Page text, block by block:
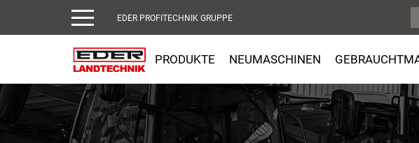
EDER PROFITECHNIK GRUPPE
PRODUKTE NEUMASCHINEN